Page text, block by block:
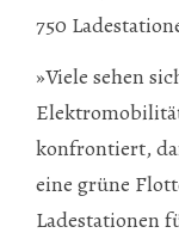
750
»Viele sehen
konfrontiert,
eine grüne
Ladestationen